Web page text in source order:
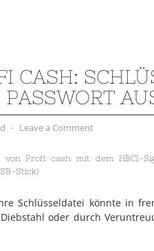
CASH:
⋅ Leave a Comment
Profi cash mit dem HBCI-
Stick)
Schlüsseldatei könnte in
oder durch